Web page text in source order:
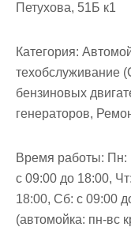
Петухова, 51Б к1
Категория:
техобслуживание
бензиновых
генераторов,
Время работы: Пн:
с 09:00 до 18:00,
18:00, Сб: с 09:00
(автомойка: пн-вс